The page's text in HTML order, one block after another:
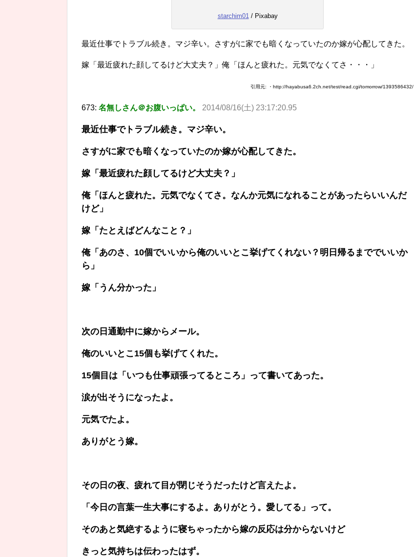
starchim01/ Pixabay
最近仕事でトラブル続き。マジ辛い。さすがに家でも暗くなっていたのか嫁が心配してきた。
嫁「最近疲れた顔してるけど大丈夫？」俺「ほんと疲れた。元気でなくてさ・・・」
引用元: ・http://hayabusa6.2ch.net/test/read.cgi/tomorrow/1393586432/
673: 名無しさん＠お腹いっぱい。 2014/08/16(土) 23:17:20.95
最近仕事でトラブル続き。マジ辛い。
さすがに家でも暗くなっていたのか嫁が心配してきた。
嫁「最近疲れた顔してるけど大丈夫？」
俺「ほんと疲れた。元気でなくてさ。なんか元気になれることがあったらいいんだ
けど」
嫁「たとえばどんなこと？」
俺「あのさ、10個でいいから俺のいいとこ挙げてくれない？明日帰るまででいいか
ら」
嫁「うん分かった」
次の日通勤中に嫁からメール。
俺のいいとこ15個も挙げてくれた。
15個目は「いつも仕事頑張ってるところ」って書いてあった。
涙が出そうになったよ。
元気でたよ。
ありがとう嫁。
その日の夜、疲れて目が閉じそうだったけど言えたよ。
「今日の言葉一生大事にするよ。ありがとう。愛してる」って。
そのあと気絶するように寝ちゃったから嫁の反応は分からないけど
きっと気持ちは伝わったはず。